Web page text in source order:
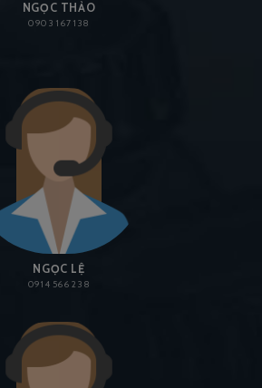
NGỌC THẢO
0903 167 138
NGỌC LỆ
0914 566 238